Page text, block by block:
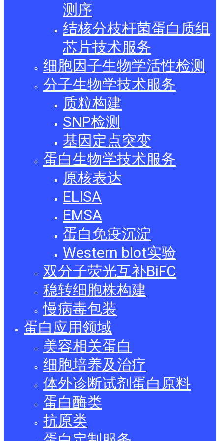
测序
结核分枝杆菌蛋白质组
芯片技术服务
细胞因子生物学活性检测
分子生物学技术服务
质粒构建
SNP检测
基因定点突变
蛋白生物学技术服务
原核表达
ELISA
EMSA
蛋白免疫沉淀
Western blot实验
双分子荧光互补BiFC
稳转细胞株构建
慢病毒包装
蛋白应用领域
美容相关蛋白
细胞培养及治疗
体外诊断试剂蛋白原料
蛋白酶类
抗原类